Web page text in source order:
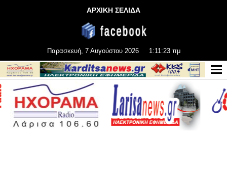
ΑΡΧΙΚΗ ΣΕΛΙΔΑ
Παρασκευή, 7 Αυγούστου 2026 1:11:24 πμ